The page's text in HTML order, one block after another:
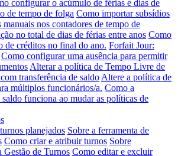
configurar o acúmulo de férias e dias de
de tempo de folga Como importar subsídios
manuais nos contadores de tempo de
no total de dias de férias entre anos Como
de créditos no final do ano. Forfait Jour:
Como configurar uma ausência para permitir
Alterar a política de Tempo Livre de
transferência de saldo Altere a política de
múltiplos funcionários/a. Como a
saldo funciona ao mudar as políticas de
planejados Sobre a ferramenta de
Como criar e atribuir turnos Sobre
Gestão de Turnos Como editar e excluir